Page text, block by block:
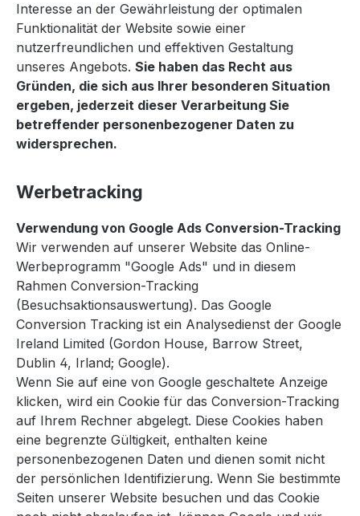
Interesse an der Gewährleistung der optimalen
Funktionalität der Website sowie einer
nutzerfreundlichen und effektiven Gestaltung
unseres Angebots. Sie haben das Recht aus
Gründen, die sich aus Ihrer besonderen Situation
ergeben, jederzeit dieser Verarbeitung Sie
betreffender personenbezogener Daten zu
widersprechen.
Werbetracking
Verwendung von Google Ads Conversion-Tracking
Wir verwenden auf unserer Website das Online-
Werbeprogramm "Google Ads" und in diesem
Rahmen Conversion-Tracking
(Besuchsaktionsauswertung). Das Google
Conversion Tracking ist ein Analysedienst der Google
Ireland Limited (Gordon House, Barrow Street,
Dublin 4, Irland; Google).
Wenn Sie auf eine von Google geschaltete Anzeige
klicken, wird ein Cookie für das Conversion-Tracking
auf Ihrem Rechner abgelegt. Diese Cookies haben
eine begrenzte Gültigkeit, enthalten keine
personenbezogenen Daten und dienen somit nicht
der persönlichen Identifizierung. Wenn Sie bestimmte
Seiten unserer Website besuchen und das Cookie